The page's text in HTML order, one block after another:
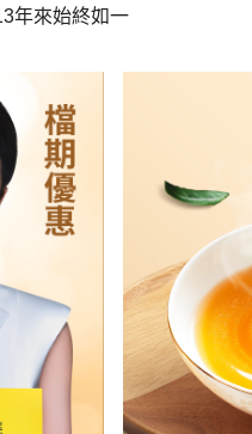
年來始終如一